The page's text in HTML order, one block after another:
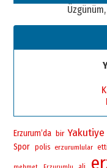
Erzurum’da bir Yakutiye
Spor polis erzurumlular etti